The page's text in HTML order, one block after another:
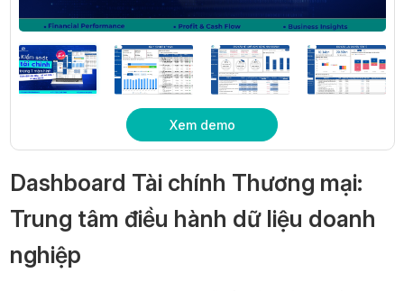
Xem demo
Dashboard Tài chính Thương mại:
Trung tâm điều hành dữ liệu doanh
nghiệp